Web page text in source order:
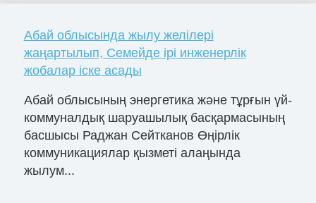
Абай облысында жылу желілері
жаңартылып, Семейде ірі инженерлік
жобалар іске асады
Абай облысының энергетика және тұрғын үй-
коммуналдық шаруашылық басқармасының
басшысы Раджан Сейтканов Өңірлік
коммуникациялар қызметі алаңында
жылум...